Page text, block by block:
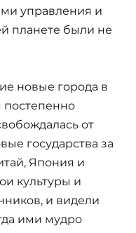
управления и
планете были не
новые города в
постепенно
от
государства за
Япония и
культуры и
и видели
ими мудро